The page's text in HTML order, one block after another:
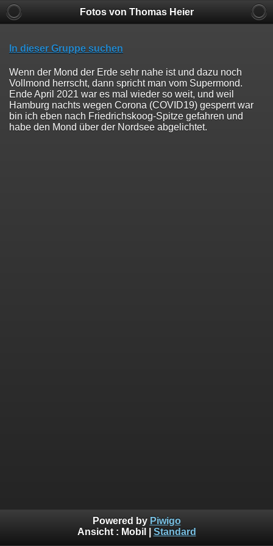
Fotos von Thomas Heier
In dieser Gruppe suchen
Wenn der Mond der Erde sehr nahe ist und dazu noch
Vollmond herrscht, dann spricht man vom Supermond.
Ende April 2021 war es mal wieder so weit, und weil
Hamburg nachts wegen Corona (COVID19) gesperrt war
bin ich eben nach Friedrichskoog-Spitze gefahren und
habe den Mond über der Nordsee abgelichtet.
Powered by Piwigo
Ansicht : Mobil Standard